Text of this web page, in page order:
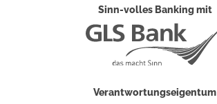
Sinn-volles Banking mit
Verantwortungseigentum